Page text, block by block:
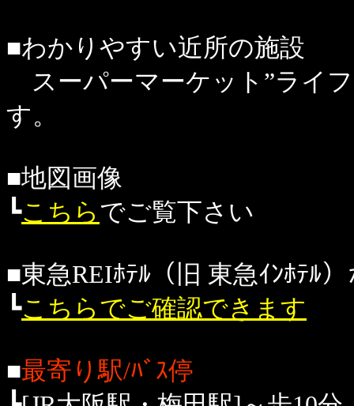
■わかりやすい近所の施設
スーパーマーケット”ライ
す。
■地図画像
┗こちら でご覧下さい
■東急REIﾎﾃﾙ（旧 東急ｲﾝﾎﾃﾙ
┗こちらでご確認できます
■最寄り駅/ﾊﾞｽ停